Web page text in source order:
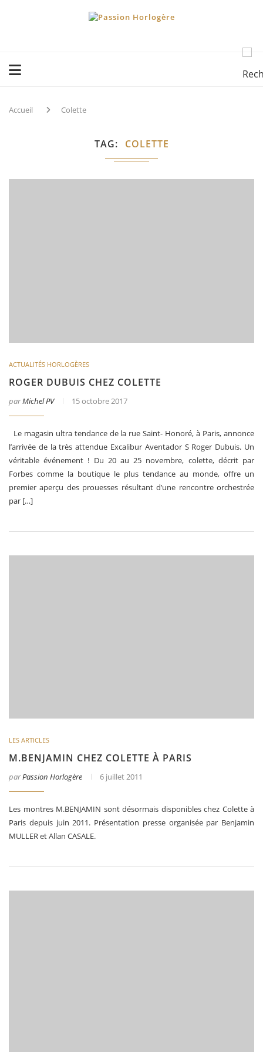
Accueil Colette
TAG COLETTE
ACTUALITÉS HORLOGÈRES
ROGER DUBUIS CHEZ COLETTE
parMichel PV 15 octobre 2017
Le magasin ultra tendance de la rue Saint- Honoré, à Paris, annonce
l’arrivée de la très attendue Excalibur Aventador S Roger Dubuis. Un
véritable événement ! Du 20 au 25 novembre, colette, décrit par
Forbes comme la boutique le plus tendance au monde, offre un
premier aperçu des prouesses résultant d’une rencontre orchestrée
par […]
LES ARTICLES
M.BENJAMIN CHEZ COLETTE À PARIS
parPassion Horlogère 6 juillet 2011
Les montres M.BENJAMIN sont désormais disponibles chez Colette à
Paris depuis juin 2011. Présentation presse organisée par Benjamin
MULLER et Allan CASALE.